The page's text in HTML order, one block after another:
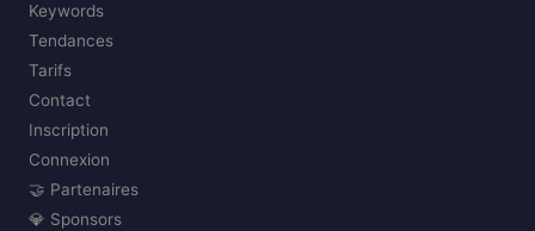
Keywords
Tendances
Tarifs
Contact
Inscription
Connexion
🤝 Partenaires
💎 Sponsors